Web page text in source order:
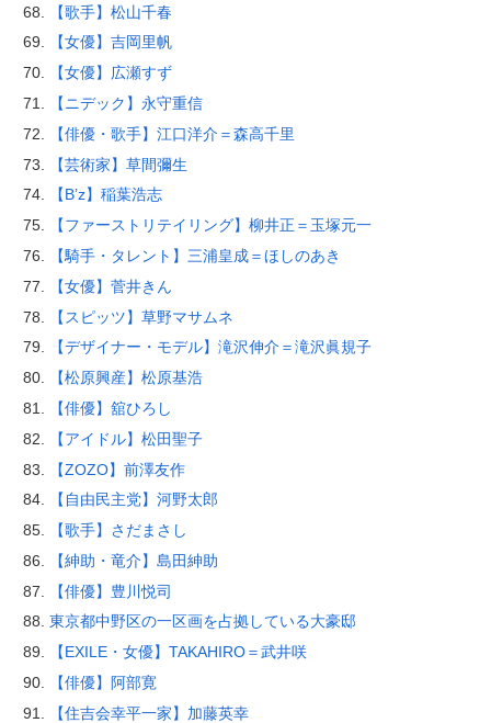
【歌手】松山千春
【女優】吉岡里帆
【女優】広瀬すず
【ニデック】永守重信
【俳優・歌手】江口洋介＝森高千里
【芸術家】草間彌生
【B’z】稲葉浩志
【ファーストリテイリング】柳井正＝玉塚元一
【騎手・タレント】三浦皇成＝ほしのあき
【女優】菅井きん
【スピッツ】草野マサムネ
【デザイナー・モデル】滝沢伸介＝滝沢眞規子
【松原興産】松原基浩
【俳優】舘ひろし
【アイドル】松田聖子
【ZOZO】前澤友作
【自由民主党】河野太郎
【歌手】さだまさし
【紳助・竜介】島田紳助
【俳優】豊川悦司
東京都中野区の一区画を占拠している大豪邸
【EXILE・女優】TAKAHIRO＝武井咲
【俳優】阿部寛
【住吉会幸平一家】加藤英幸